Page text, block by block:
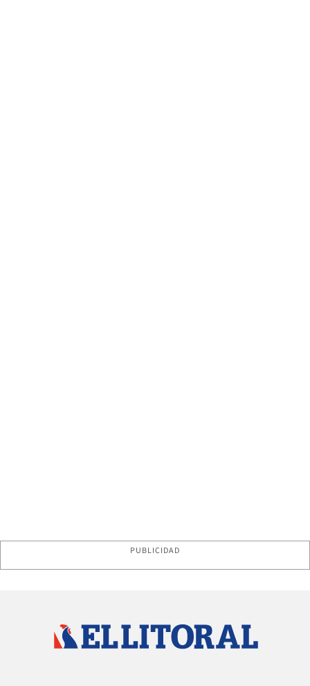
PUBLICIDAD